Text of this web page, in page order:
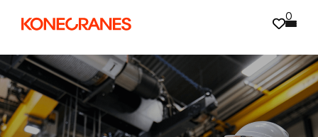
0